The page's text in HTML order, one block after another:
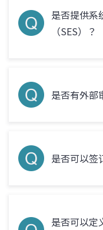
是否提供系
（SES）？
是否有外部
是否可以签
是否可以定